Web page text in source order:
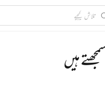
ہیں